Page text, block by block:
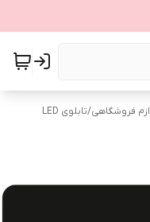
فروشگاهی/تابلوی LED